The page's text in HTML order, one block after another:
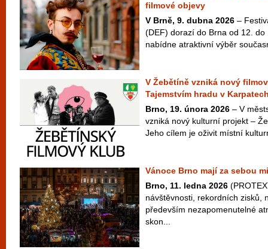
filmové objevy
V Brně, 9. dubna 2026 –
(DEF) dorazí do Brna od 12.
nabídne atraktivní výběr
V Žebětíně vzniká nový
Tajemstvím hradu v
Brno, 19. února 2026 – V
vzniká nový kulturní projekt –
Jeho cílem je oživit místní
Vánoce Brno mají za sebou
Brno, 11. ledna 2026
návštěvnosti, rekordních zisků,
především nezapomenutelné
skon...